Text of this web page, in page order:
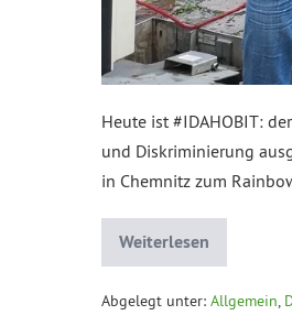
Heute ist #IDAHOBIT:
und Diskriminierung
in Chemnitz zum
Weiterlesen
Abgelegt unter: Allgemein,